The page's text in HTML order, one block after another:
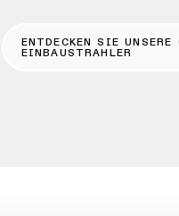
ENTDECKEN SIE UNSERE
EINBAUSTRAHLER